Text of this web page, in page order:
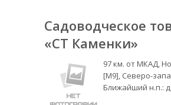
Садоводческое
«СТ Каменки»
97 км. от МКАД,
[М9], Северо-
Ближайший н.п.: